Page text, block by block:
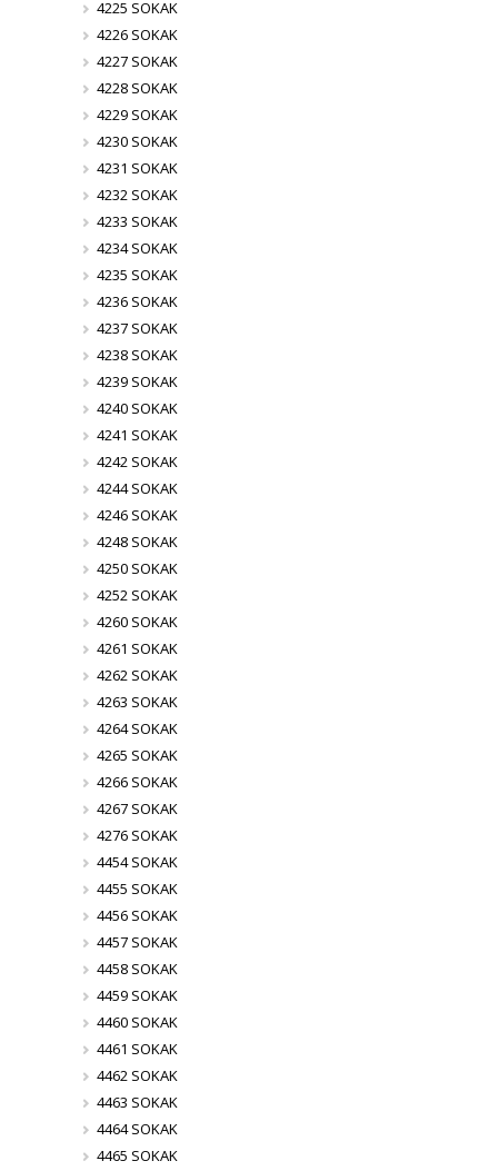
4225 SOKAK
4226 SOKAK
4227 SOKAK
4228 SOKAK
4229 SOKAK
4230 SOKAK
4231 SOKAK
4232 SOKAK
4233 SOKAK
4234 SOKAK
4235 SOKAK
4236 SOKAK
4237 SOKAK
4238 SOKAK
4239 SOKAK
4240 SOKAK
4241 SOKAK
4242 SOKAK
4244 SOKAK
4246 SOKAK
4248 SOKAK
4250 SOKAK
4252 SOKAK
4260 SOKAK
4261 SOKAK
4262 SOKAK
4263 SOKAK
4264 SOKAK
4265 SOKAK
4266 SOKAK
4267 SOKAK
4276 SOKAK
4454 SOKAK
4455 SOKAK
4456 SOKAK
4457 SOKAK
4458 SOKAK
4459 SOKAK
4460 SOKAK
4461 SOKAK
4462 SOKAK
4463 SOKAK
4464 SOKAK
4465 SOKAK